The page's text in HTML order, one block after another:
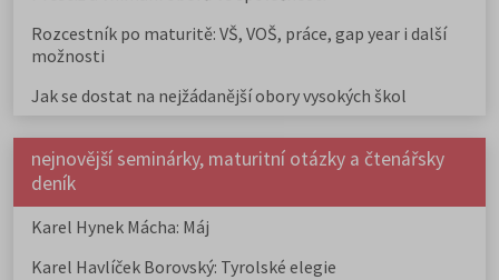
Rozcestník po maturitě: VŠ, VOŠ, práce, gap year i další
možnosti
Jak se dostat na nejžádanější obory vysokých škol
nejnovější seminárky, maturitní otázky a čtenářsky
deník
Karel Hynek Mácha: Máj
Karel Havlíček Borovský: Tyrolské elegie